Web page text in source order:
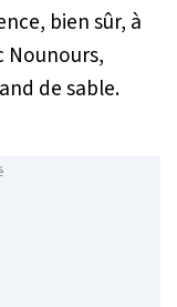
bien sûr, à
Nounours,
de sable.